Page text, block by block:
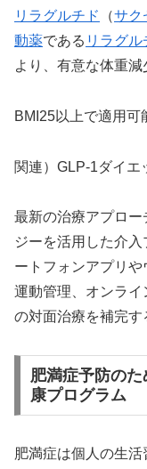
リラグルチド
（サク
動薬である リラグル
より、有意な体重減
BMI25以上で適用可
関連）GLP-1ダイエ
最新の治療アプロー
ジーを活用した介
ートフォンアプリや
運動管理、オンラ
の対面治療を補完す
肥満症予防の
康プログラム
肥満症は個人の生